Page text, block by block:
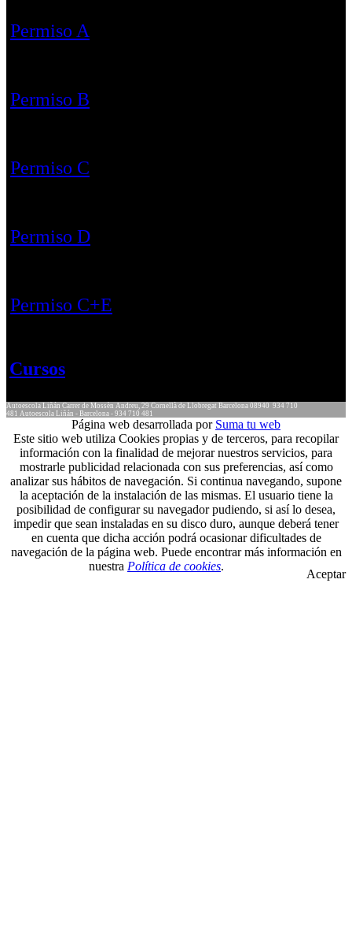
Permiso A
Permiso B
Permiso C
Permiso D
Permiso C+E
Cursos
Autoescola Liñán Carrer de Mossèn Andreu, 29 Cornellà de Llobregat Barcelona 08940 934 710
481 Autoescola Liñán - Barcelona - 934 710 481
Página web desarrollada por Suma tu web
Este sitio web utiliza Cookies propias y de terceros, para recopilar
información con la finalidad de mejorar nuestros servicios, para
mostrarle publicidad relacionada con sus preferencias, así como
analizar sus hábitos de navegación. Si continua navegando, supone
la aceptación de la instalación de las mismas. El usuario tiene la
posibilidad de configurar su navegador pudiendo, si así lo desea,
impedir que sean instaladas en su disco duro, aunque deberá tener
en cuenta que dicha acción podrá ocasionar dificultades de
navegación de la página web. Puede encontrar más información en
nuestra Política de cookies.
Aceptar